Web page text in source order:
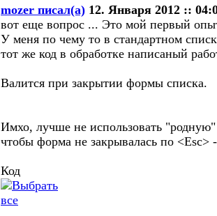
mozer писал(а) 12. Января 2012 ::
вот еще вопрос ... Это мой первый
У меня по чему то в стандартном
тот же код в обработке написаный
Валится при закрытии формы списка.
Имхо, лучше не использовать
чтобы форма не закрывалась по
Код